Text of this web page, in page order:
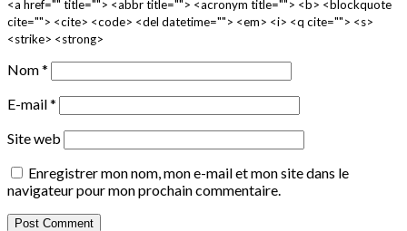
<a href="" title=""> <abbr title=""> <acronym title=""> <b> <blockquote
cite=""> <cite> <code> <del datetime=""> <em> <i> <q cite=""> <s>
<strike> <strong>
Nom*
E-mail*
Site web
Enregistrer mon nom, mon e-mail et mon site dans le
navigateur pour mon prochain commentaire.